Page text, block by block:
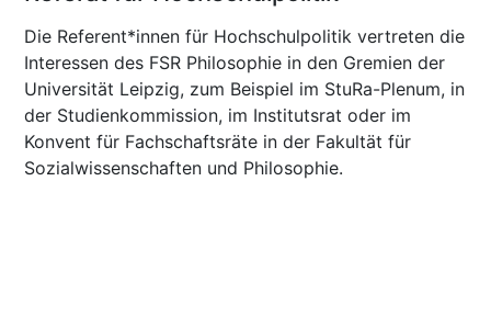
Die Referent*innen für Hochschulpolitik vertreten die
Interessen des FSR Philosophie in den Gremien der
Universität Leipzig, zum Beispiel im StuRa-Plenum, in
der Studienkommission, im Institutsrat oder im
Konvent für Fachschaftsräte in der Fakultät für
Sozialwissenschaften und Philosophie.